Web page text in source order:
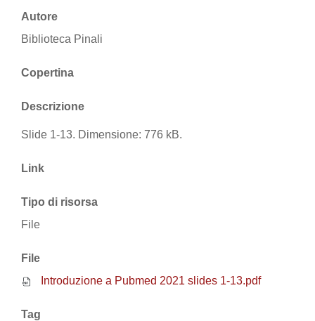
Autore
Biblioteca Pinali
Copertina
Descrizione
Slide 1-13. Dimensione: 776 kB.
Link
Tipo di risorsa
File
File
Introduzione a Pubmed 2021 slides 1-13.pdf
Tag